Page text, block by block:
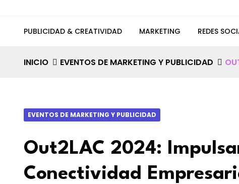
PUBLICIDAD & CREATIVIDAD MARKETING REDES
INICIO EVENTOS DE MARKETING Y PUBLICIDAD
EVENTOS DE MARKETING Y PUBLICIDAD
Out2LAC 2024:
Conectividad